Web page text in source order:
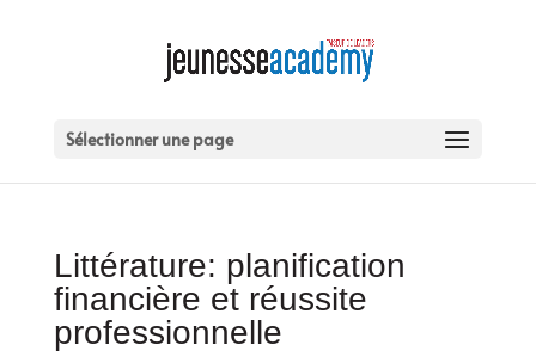
Sélectionner une page
Littérature: planification
financière et réussite
professionnelle